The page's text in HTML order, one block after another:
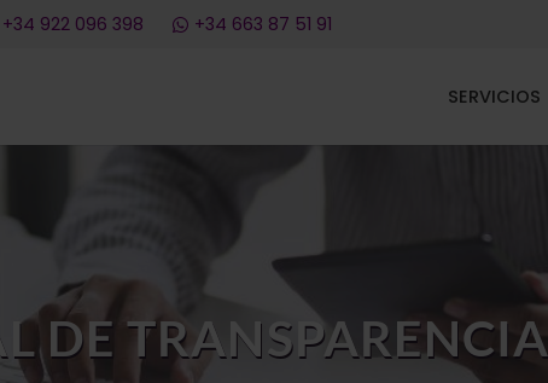
+34 922 096 398 +34 663 87 51 91
SERVICIOS
DE TRANSPARENCIA